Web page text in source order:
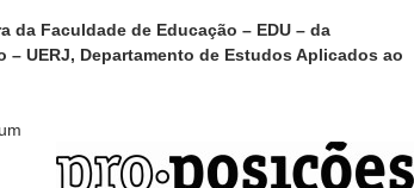
da Faculdade de Educação – EDU – da
UERJ, Departamento de Estudos Aplicados ao